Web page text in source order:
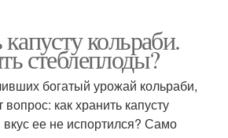
кольраби.
стеблеплоды?
богатый урожай кольраби,
вопрос: как хранить капусту
вкус ее не испортился? Само